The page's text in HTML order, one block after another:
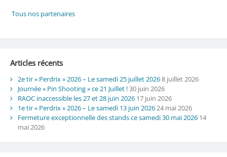
Tous nos partenaires
Articles récents
2e tir « Perdrix » 2026 – Le samedi 25 juillet 20268 juillet 2026
Journée « Pin Shooting » ce 21 Juillet !30 juin 2026
RAOC inaccessible les 27 et 28 juin 2026 17 juin 2026
1e tir « Perdrix » 2026 – Le samedi 13 juin 202624 mai 2026
Fermeture exceptionnelle des stands ce samedi 30 mai 2026 14
mai 2026